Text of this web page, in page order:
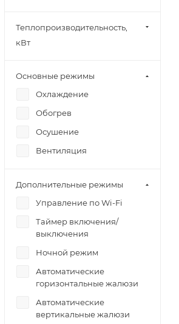
Теплопроизводительность,
кВт
Основные режимы
Охлаждение
Обогрев
Осушение
Вентиляция
Дополнительные режимы
Управление по Wi-Fi
Таймер включения/
выключения
Ночной режим
Автоматические
горизонтальные жалюзи
Автоматические
вертикальные жалюзи